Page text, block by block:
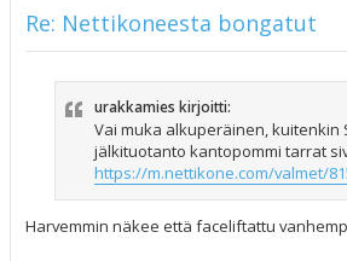
Re: Nettikoneesta bongatut
urakkamies kirjoitti:
Vai muka alkuperäinen, kuitenkin
jälkituotanto kantopommi tarrat
https://m.nettikone.com/valmet/
Harvemmin näkee että faceliftattu